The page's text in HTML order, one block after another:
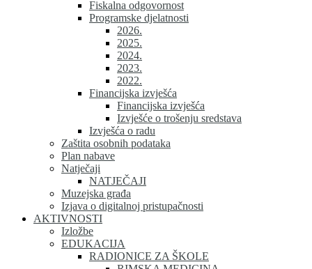
Fiskalna odgovornost
Programske djelatnosti
2026.
2025.
2024.
2023.
2022.
Financijska izvješća
Financijska izvješća
Izvješće o trošenju sredstava
Izvješća o radu
Zaštita osobnih podataka
Plan nabave
Natječaji
NATJEČAJI
Muzejska građa
Izjava o digitalnoj pristupačnosti
AKTIVNOSTI
Izložbe
EDUKACIJA
RADIONICE ZA ŠKOLE